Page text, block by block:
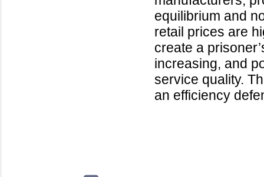
equilibrium and
retail prices are
create a
increasing, and
service quality.
an efficiency